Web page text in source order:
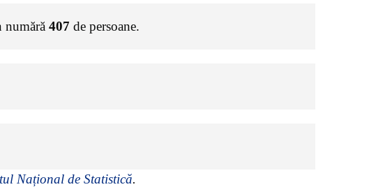
numără 407 de persoane.
Național de Statistică.